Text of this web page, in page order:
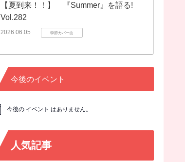
【夏到来！！】 『Summer』を語る!
Vol.282
2026.06.05 季節カバー曲
今後のイベント
今後の イベント はありません。
人気記事